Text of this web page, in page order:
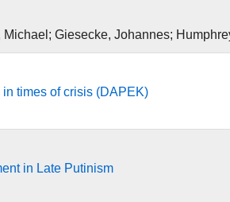
Giesecke, Johannes;
times of crisis (DAPEK)
in Late Putinism